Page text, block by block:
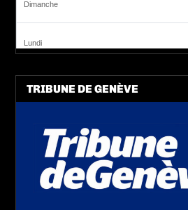
TRIBUNE DE GENÈVE